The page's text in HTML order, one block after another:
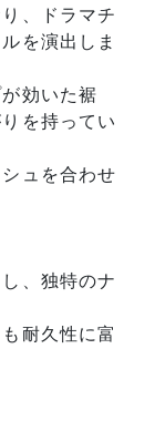
、ドラマチ
を演出しま
効いた裾
を持ってい
ュを合わせ
、独特のナ
耐久性に富